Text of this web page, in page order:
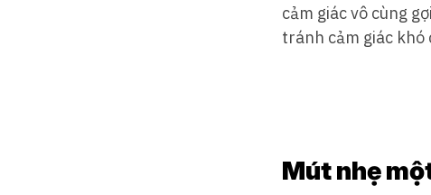
cảm giác vô cùng
tránh cảm giác khó
Mút nhẹ